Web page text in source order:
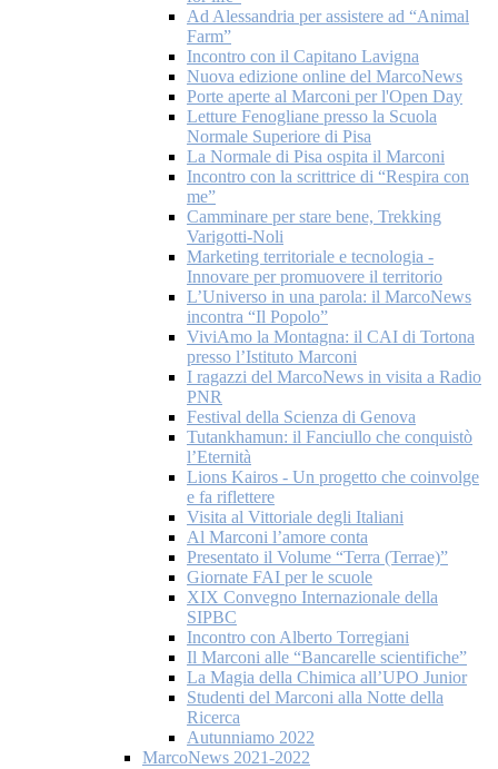
Ad Alessandria per assistere ad “Animal
Farm”
Incontro con il Capitano Lavigna
Nuova edizione online del MarcoNews
Porte aperte al Marconi per l'Open Day
Letture Fenogliane presso la Scuola
Normale Superiore di Pisa
La Normale di Pisa ospita il Marconi
Incontro con la scrittrice di “Respira con
me”
Camminare per stare bene, Trekking
Varigotti-Noli
Marketing territoriale e tecnologia -
Innovare per promuovere il territorio
L’Universo in una parola: il MarcoNews
incontra “Il Popolo”
ViviAmo la Montagna: il CAI di Tortona
presso l’Istituto Marconi
I ragazzi del MarcoNews in visita a Radio
PNR
Festival della Scienza di Genova
Tutankhamun: il Fanciullo che conquistò
l’Eternità
Lions Kairos - Un progetto che coinvolge
e fa riflettere
Visita al Vittoriale degli Italiani
Al Marconi l’amore conta
Presentato il Volume “Terra (Terrae)”
Giornate FAI per le scuole
XIX Convegno Internazionale della
SIPBC
Incontro con Alberto Torregiani
Il Marconi alle “Bancarelle scientifiche”
La Magia della Chimica all’UPO Junior
Studenti del Marconi alla Notte della
Ricerca
Autunniamo 2022
MarcoNews 2021-2022